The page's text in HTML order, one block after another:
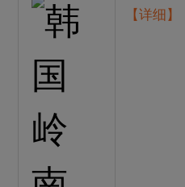
【详细】